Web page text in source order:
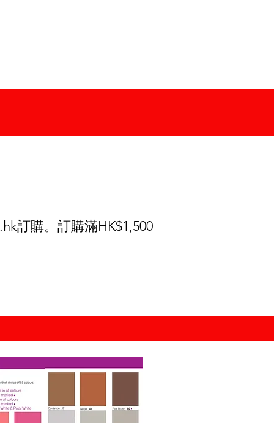
訂購。訂購滿HK$1,500